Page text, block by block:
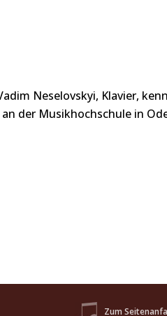
Neselovskyi, Klavier,
der Musikhochschule in
Zum